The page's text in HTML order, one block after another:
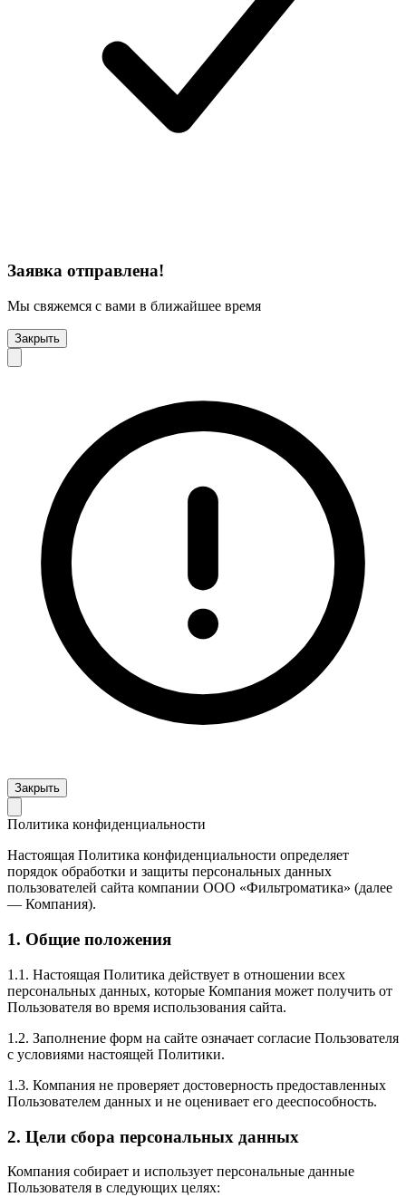
Заявка отправлена!
Мы свяжемся с вами в ближайшее время
Закрыть
Закрыть
Политика конфиденциальности
Настоящая Политика конфиденциальности определяет
порядок обработки и защиты персональных данных
пользователей сайта компании ООО «Фильтроматика» (далее
— Компания).
1. Общие положения
1.1. Настоящая Политика действует в отношении всех
персональных данных, которые Компания может получить от
Пользователя во время использования сайта.
1.2. Заполнение форм на сайте означает согласие Пользователя
с условиями настоящей Политики.
1.3. Компания не проверяет достоверность предоставленных
Пользователем данных и не оценивает его дееспособность.
2. Цели сбора персональных данных
Компания собирает и использует персональные данные
Пользователя в следующих целях: